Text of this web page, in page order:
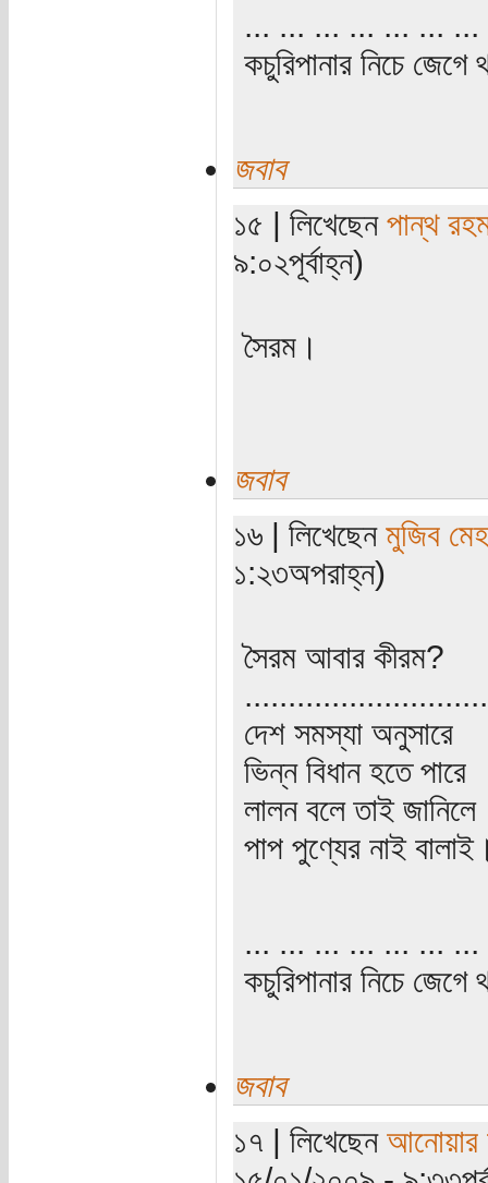
... ... ... ... ... ...
কচুরিপানার নিচে জেগে
জবাব
১৫ | লিখেছেন পান্থ
৯:০২পূর্বাহ্ন)
সৈরম।
জবাব
১৬ | লিখেছেন মুজিব
১:২৩অপরাহ্ন)
সৈরম আবার কীরম?
দেশ সমস্যা অনুসারে
ভিন্ন বিধান হতে পারে
লালন বলে তাই জানিলে
পাপ পুণ্যের নাই
... ... ... ... ... ...
কচুরিপানার নিচে জেগে
জবাব
১৭ | লিখেছেন আনোয়ার